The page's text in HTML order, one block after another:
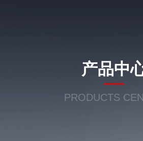
产品中
PRODUCTS